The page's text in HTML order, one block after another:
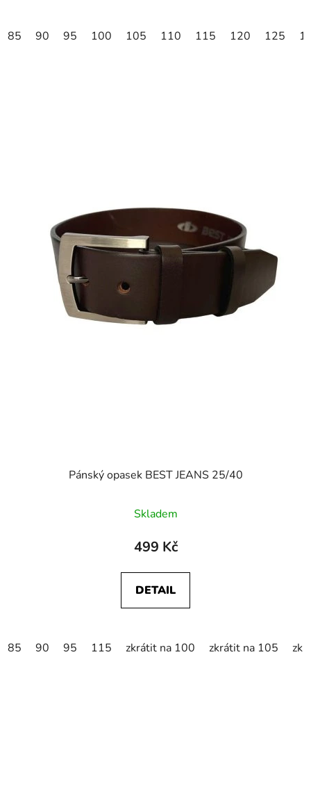
85 90 95 100 105 110 115 120 125
Pánský opasek BEST JEANS 25/40
Skladem
499 Kč
DETAIL
85 90 95 115 zkrátit na 100 zkrátit na 105